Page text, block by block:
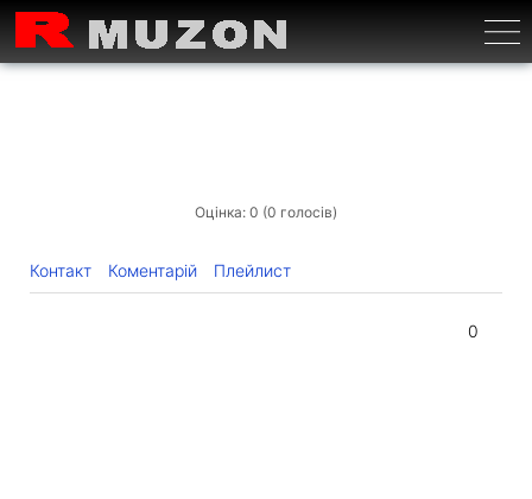
Оцінка: 0 (0 голосів)
Контакт Коментарій Плейлист
0